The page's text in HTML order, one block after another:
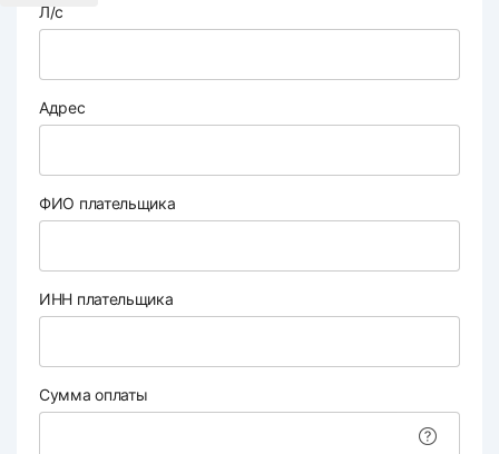
Л/с
Адрес
ФИО плательщика
ИНН плательщика
Сумма оплаты